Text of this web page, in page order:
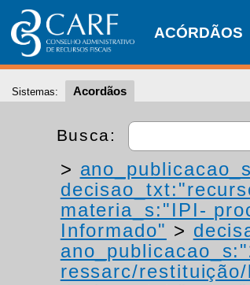
ACÓRDÃOS
Sistemas: Acordãos
Busca:
>
materia_s:"IPI-
Informado" >
ressarc/